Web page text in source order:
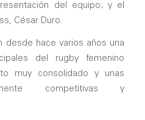
del equipo; y el
César Duro.
desde hace varios años una
del rugby femenino
muy consolidado y unas
competitivas y